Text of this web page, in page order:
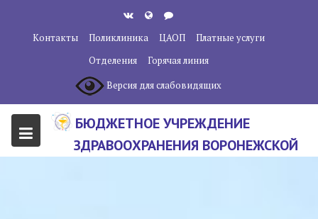
содержанию
Контакты Поликлиника ЦАОП
Платные услуги
Отделения
Горячая линия
Версия для слабовидящих
БЮДЖЕТНОЕ УЧРЕЖДЕНИЕ
ЗДРАВООХРАНЕНИЯ ВОРОНЕЖСКОЙ